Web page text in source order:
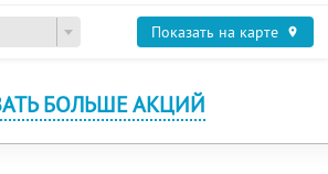
Показать на карте
БОЛЬШЕ АКЦИЙ